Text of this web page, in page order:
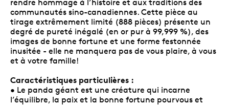
rendre hommage à l’histoire et aux traditions des
communautés sino-canadiennes. Cette pièce au
tirage extrêmement limité (888 pièces) présente un
degré de pureté inégalé (en or pur à 99,999 %), des
images de bonne fortune et une forme festonnée
inusitée - elle ne manquera pas de vous plaire, à vous
et à votre famille!
Caractéristiques particulières :
• Le panda géant est une créature qui incarne
l’équilibre, la paix et la bonne fortune pourvous et